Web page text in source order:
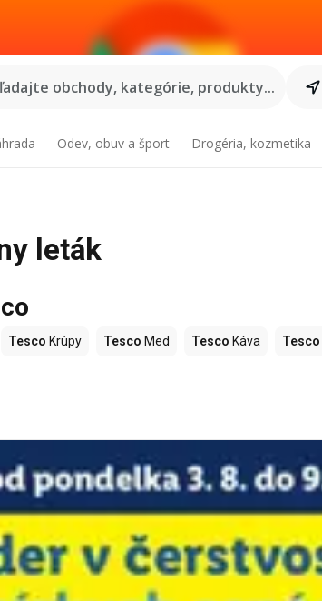
obchody, kategórie, produkty...
Odev, obuv a šport Drogéria, kozmetika
leták
Tesco Krúpy Tesco Med Tesco Káva Tesco